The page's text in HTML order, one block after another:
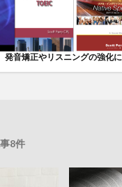
発音矯正やリスニングの強化に
8件